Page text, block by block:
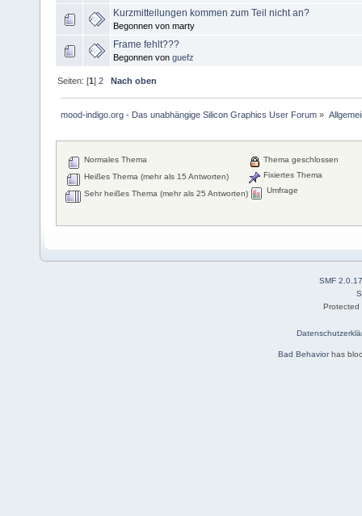
Kurzmitteilungen kommen zum Teil nicht an?
Begonnen von marty
Frame fehlt???
Begonnen von guefz
Seiten: [1]2 Nach oben
mood-indigo.org - Das unabhängige Silicon Graphics User Forum »
Normales Thema
Heißes Thema (mehr als 15 Antworten)
Sehr heißes Thema (mehr als 25 Antworten)
Thema geschlossen
Fixiertes Thema
Umfrage
SMF 2.0.17
Bad Behaviorhas